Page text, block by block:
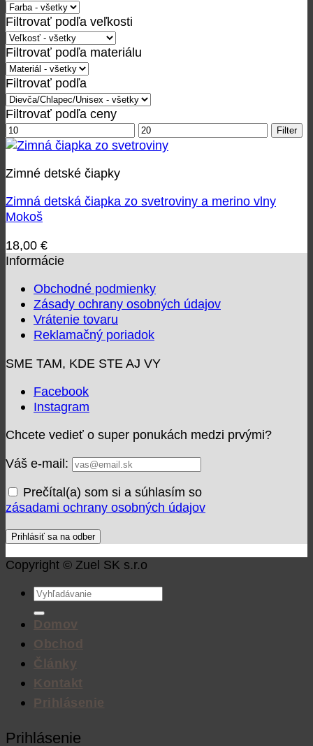
Filtrovať podľa veľkosti
Filtrovať podľa materiálu
Filtrovať podľa
Filtrovať podľa ceny
Minimálna
cena
Maximálna
cena
Filter
Zimné detské čiapky
Zimná detská čiapka zo svetroviny a merino vlny
Mokoš
18,00 €
Informácie
Obchodné podmienky
Zásady ochrany osobných údajov
Vrátenie tovaru
Reklamačný poriadok
SME TAM, KDE STE AJ VY
Facebook
Instagram
Chcete vedieť o super ponukách medzi prvými?
Váš e-mail:
Prečítal(a) som si a súhlasím so
zásadami ochrany osobných údajov
Copyright © Zuel SK s.r.o
Hľadať:
Domov
Obchod
Články
Kontakt
Prihlásenie
Prihlásenie